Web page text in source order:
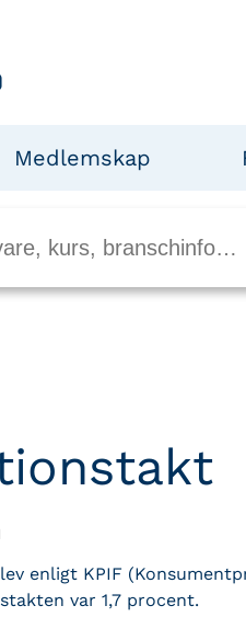
Medlemskap
enligt KPIF
var 1,7 procent.